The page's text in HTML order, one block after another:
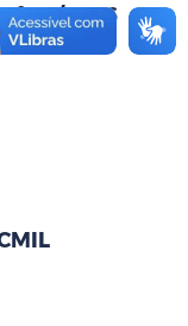
24/2026